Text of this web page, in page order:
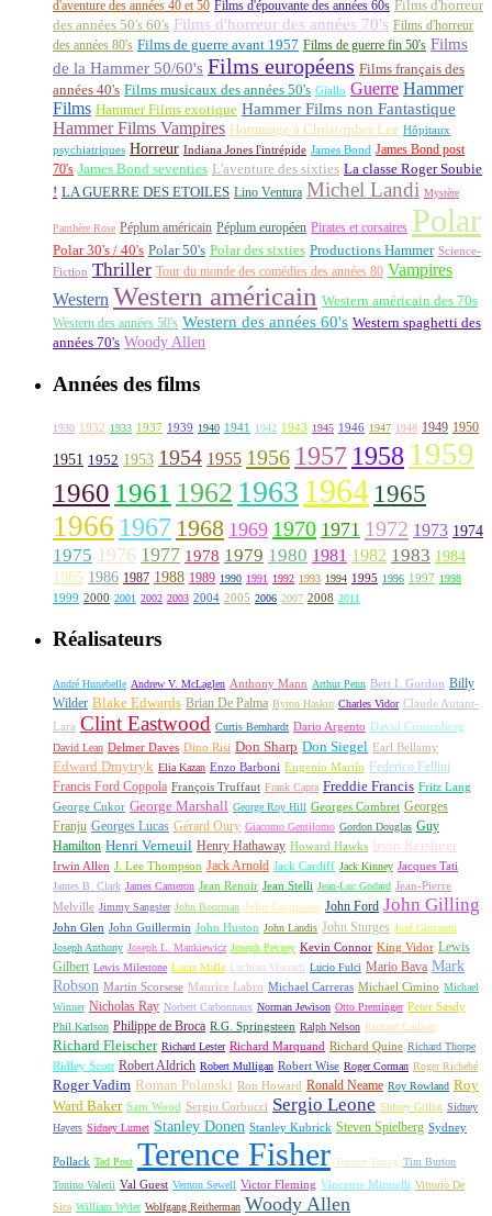
d'aventure des années 40 et 50 Films d'épouvante des années 60s Films d'horreur
des années 50's 60's Films d'horreur des années 70's Films d'horreur
des années 80's Films de guerre avant 1957 Films de guerre fin 50's Films
de la Hammer 50/60's Films européens Films français des
années 40's Films musicaux des années 50's Giallo Guerre Hammer
Films Hammer Films exotique Hammer Films non Fantastique
Hammer Films Vampires Hommage à Christopher Lee Hôpitaux
psychiatriques Horreur Indiana Jones l'intrépide James Bond James Bond post
70's James Bond seventies L'aventure des sixties La classe Roger Soubie
! LA GUERRE DES ETOILES Lino Ventura Michel Landi Mystère
Panthère Rose Péplum américain Péplum européen Pirates et corsaires Polar
Polar 30's / 40's Polar 50's Polar des sixties Productions Hammer Science-
Fiction Thriller Tour du monde des comédies des années 80 Vampires
Western Western américain Western américain des 70s
Western des années 50's Western des années 60's Western spaghetti des
années 70's Woody Allen
Années des films
1930 1932 1933 1937 1939 1940 1941 1942 1943 1945 1946 1947 1948 1949 1950
1951 1952 1953 1954 1955 1956 1957 1958 1959
1960 1961 1962 1963 1964 1965
1966 1967 1968 1969 1970 1971 1972 1973 1974
1975 1976 1977 1978 1979 1980 1981 1982 1983 1984
1985 1986 1987 1988 1989 1990 1991 1992 1993 1994 1995 1996 1997 1998
1999 2000 2001 2002 2003 2004 2005 2006 2007 2008 2011
Réalisateurs
André Hunebelle Andrew V. McLaglen Anthony Mann Arthur Penn Bert I. Gordon Billy
Wilder Blake Edwards Brian De Palma Byron Haskin Charles Vidor Claude Autant-
Lara Clint Eastwood Curtis Bernhardt Dario Argento David Cronenberg
David Lean Delmer Daves Dino Risi Don Sharp Don Siegel Earl Bellamy
Edward Dmytryk Elia Kazan Enzo Barboni Eugenio Martín Federico Fellini
Francis Ford Coppola François Truffaut Frank Capra Freddie Francis Fritz Lang
George Cukor George Marshall George Roy Hill Georges Combret Georges
Franju Georges Lucas Gérard Oury Giacomo Gentilomo Gordon Douglas Guy
Hamilton Henri Verneuil Henry Hathaway Howard Hawks Irvin Kershner
Irwin Allen J. Lee Thompson Jack Arnold Jack Cardiff Jack Kinney Jacques Tati
James B. Clark James Cameron Jean Renoir Jean Stelli Jean-Luc Godard Jean-Pierre
Melville Jimmy Sangster John Boorman John Carpenter John Ford John Gilling
John Glen John Guillermin John Huston John Landis John Sturges José Giovanni
Joseph Anthony Joseph L. Mankiewicz Joseph Pevney Kevin Connor King Vidor Lewis
Gilbert Lewis Milestone Louis Malle Luchino Visconti Lucio Fulci Mario Bava Mark
Robson Martin Scorsese Maurice Labro Michael Carreras Michael Cimino Michael
Winner Nicholas Ray Norbert Carbonnaux Norman Jewison Otto Preminger Peter Sasdy
Phil Karlson Philippe de Broca R.G. Springsteen Ralph Nelson Richard Carlson
Richard Fleischer Richard Lester Richard Marquand Richard Quine Richard Thorpe
Ridley Scott Robert Aldrich Robert Mulligan Robert Wise Roger Corman Roger Richebé
Roger Vadim Roman Polanski Ron Howard Ronald Neame Roy Rowland Roy
Ward Baker Sam Wood Sergio Corbucci Sergio Leone Sidney Gilliat Sidney
Hayers Sidney Lumet Stanley Donen Stanley Kubrick Steven Spielberg Sydney
Pollack Ted Post Terence Fisher Terence Young Tim Burton
Tonino Valerii Val Guest Vernon Sewell Victor Fleming Vincente Minnelli Vittorio De
Sica William Wyler Wolfgang Reitherman Woody Allen